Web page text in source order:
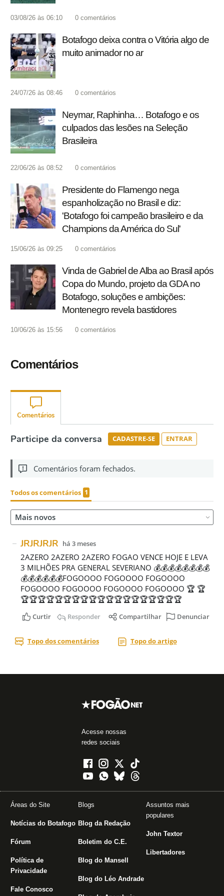
03/08/26 às 06:10 0 comentários
Botafogo deixa contra o Vitória algo de
muito animador no ar
24/07/26 às 08:46 0 comentários
Neymar, Raphinha… Botafogo e os
culpados das lesões na Seleção
Brasileira
22/06/26 às 08:52 0 comentários
Presidente do Flamengo nega
espanholização no Brasil e diz:
'Botafogo foi campeão brasileiro e da
Champions da América do Sul'
15/06/26 às 09:25 0 comentários
Vinda de Gabriel de Alba ao Brasil após
Copa do Mundo, projeto da GDA no
Botafogo, soluções e ambições:
Montenegro revela bastidores
10/06/26 às 15:56 0 comentários
Comentários
Acesse nossas
redes sociais
Áreas do Site
Notícias do Botafogo
Fórum
Política de
Privacidade
Fale Conosco
Blogs
Blog da Redação
Boletim do C.E.
Blog do Mansell
Blog do Léo Andrade
Assuntos mais
populares
John Textor
Libertadores